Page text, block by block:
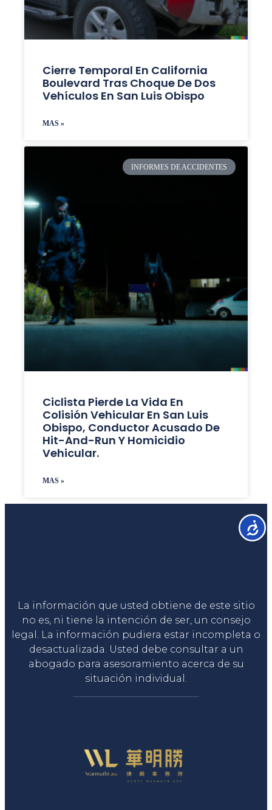
Cierre Temporal En California
Boulevard Tras Choque De Dos
Vehículos En San Luis Obispo
MAS »
INFORMES DE ACCIDENTES
Ciclista Pierde La Vida En
Colisión Vehicular En San Luis
Obispo, Conductor Acusado De
Hit-And-Run Y Homicidio
Vehicular.
MAS »
La información que usted obtiene de este sitio
no es, ni tiene la intención de ser, un consejo
legal. La información pudiera estar incompleta o
desactualizada. Usted debe consultar a un
abogado para asesoramiento acerca de su
situación individual.